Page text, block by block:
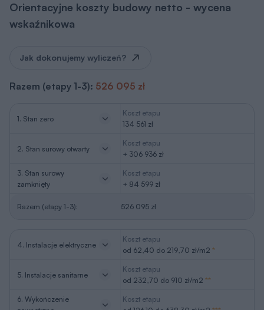
Orientacyjne koszty budowy netto - wycena
wskaźnikowa
Jak dokonujemy wyliczeń?
Razem (etapy 1-3): 526 095 zł
1. Stan zero
Koszt etapu
134 561 zł
2. Stan surowy otwarty
Koszt etapu
+ 306 936 zł
3. Stan surowy
zamknięty
Koszt etapu
+ 84 599 zł
Razem (etapy 1-3): 526 095 zł
4. Instalacje elektryczne
Koszt etapu
od 62,40 do 219,70 zł/m2 *
5. Instalacje sanitarne
Koszt etapu
od 232,70 do 910 zł/m2 **
6. Wykończenie
Koszt etapu